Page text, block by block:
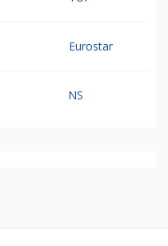
Eurostar
NS